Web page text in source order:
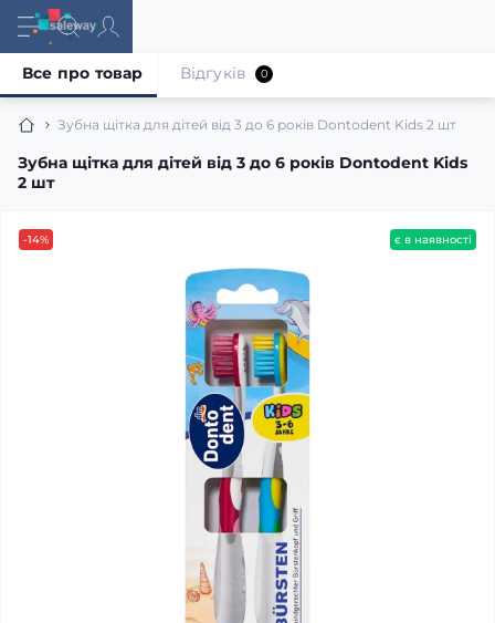
Зубна щітка для дітей від 3 до 6 років Dontodent Kids 2 шт
Зубна щітка для дітей від 3 до 6 років Dontodent Kids
2 шт
Все про товар Відгуків 0
-14% є в наявності